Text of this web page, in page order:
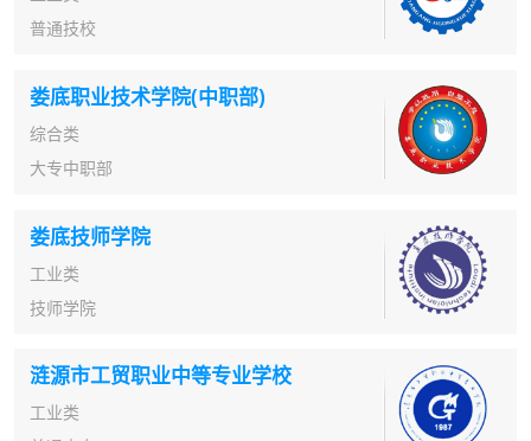
普通技校
娄底职业技术学院(中职部)
综合类
大专中职部
娄底技师学院
工业类
技师学院
涟源市工贸职业中等专业学校
工业类